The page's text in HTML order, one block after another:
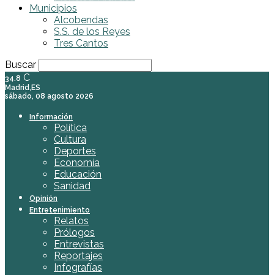
Municipios
Alcobendas
S.S. de los Reyes
Tres Cantos
Buscar
34.8 C
Madrid,ES
sábado, 08 agosto 2026
Información
Política
Cultura
Deportes
Economía
Educación
Sanidad
Opinión
Entretenimiento
Relatos
Prólogos
Entrevistas
Reportajes
Infografías